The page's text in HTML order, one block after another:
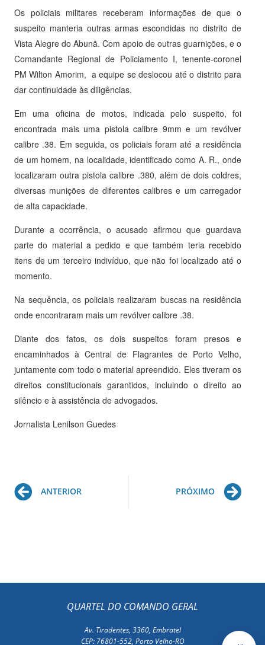
Os policiais militares receberam informações de que o
suspeito manteria outras armas escondidas no distrito de
Vista Alegre do Abunã. Com apoio de outras guarnições, e o
Comandante Regional de Policiamento I, tenente-coronel
PM Wilton Amorim, a equipe se deslocou até o distrito para
dar continuidade às diligências.
Em uma oficina de motos, indicada pelo suspeito, foi
encontrada mais uma pistola calibre 9mm e um revólver
calibre .38. Em seguida, os policiais foram até a residência
de um homem, na localidade, identificado como A. R., onde
localizaram outra pistola calibre .380, além de dois coldres,
diversas munições de diferentes calibres e um carregador
de alta capacidade.
Durante a ocorrência, o acusado afirmou que guardava
parte do material a pedido e que também teria recebido
itens de um terceiro indivíduo, que não foi localizado até o
momento.
Na sequência, os policiais realizaram buscas na residência
onde encontraram mais um revólver calibre .38.
Diante dos fatos, os dois suspeitos foram presos e
encaminhados à Central de Flagrantes de Porto Velho,
juntamente com todo o material apreendido. Eles tiveram os
direitos constitucionais garantidos, incluindo o direito ao
silêncio e à assistência de advogados.
Jornalista Lenilson Guedes
Prev
ANTERIOR PRÓXIMO
QUARTEL DO COMANDO GERAL
Av. Tiradentes, 3360, Embratel
CEP: 76801-552, Porto Velho-RO